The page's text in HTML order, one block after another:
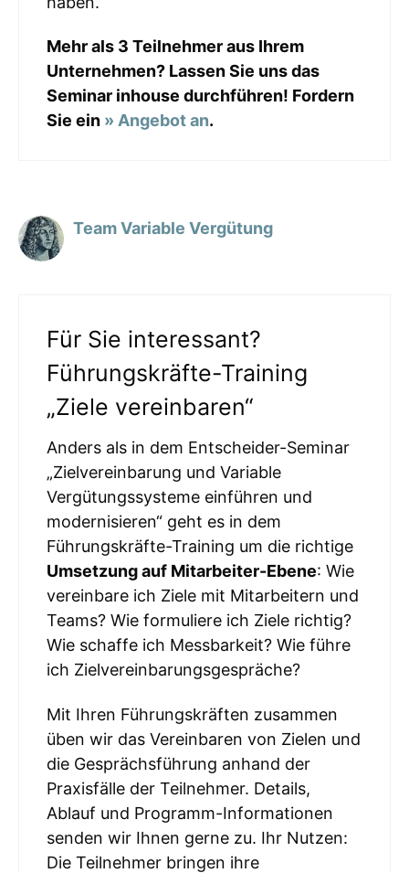
Mehr als 3 Teilnehmer aus Ihrem
Unternehmen? Lassen Sie uns das
Seminar inhouse durchführen! Fordern
Sie ein » Angebot an.
Team Variable Vergütung
Für Sie interessant?
Führungskräfte-Training
„Ziele vereinbaren“
Anders als in dem Entscheider-Seminar
„Zielvereinbarung und Variable
Vergütungssysteme einführen und
modernisieren“ geht es in dem
Führungskräfte-Training um die richtige
Umsetzung auf Mitarbeiter-Ebene: Wie
vereinbare ich Ziele mit Mitarbeitern und
Teams? Wie formuliere ich Ziele richtig?
Wie schaffe ich Messbarkeit? Wie führe
ich Zielvereinbarungsgespräche?
Mit Ihren Führungskräften zusammen
üben wir das Vereinbaren von Zielen und
die Gesprächsführung anhand der
Praxisfälle der Teilnehmer. Details,
Ablauf und Programm-Informationen
senden wir Ihnen gerne zu. Ihr Nutzen:
Die Teilnehmer bringen ihre